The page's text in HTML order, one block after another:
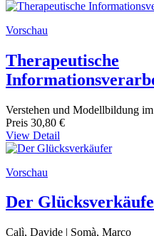
Vorschau
Therapeutische
Verstehen und Modellbildung
Preis 30,80 €
View Detail
Vorschau
Der
Calì, Davide | Somà, Marco